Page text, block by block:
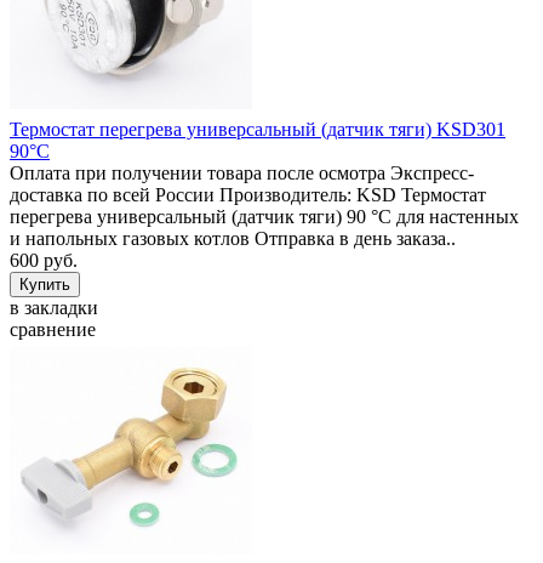
Термостат перегрева универсальный (датчик тяги) KSD301
90°C
Оплата при получении товара после осмотра Экспресс-
доставка по всей России Производитель: KSD Термостат
перегрева универсальный (датчик тяги) 90 °C для настенных
и напольных газовых котлов Отправка в день заказа..
600 руб.
в закладки
сравнение